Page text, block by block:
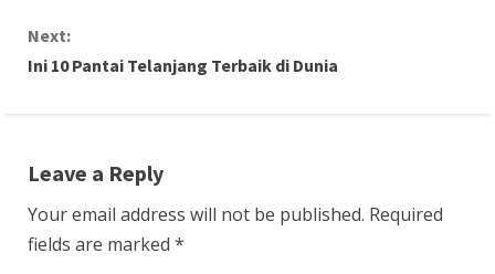
n
t
n
u
e
Next:
Ini 10 Pantai Telanjang Terbaik di Dunia
Leave a Reply
Your email address will not be published. Required
fields are marked *